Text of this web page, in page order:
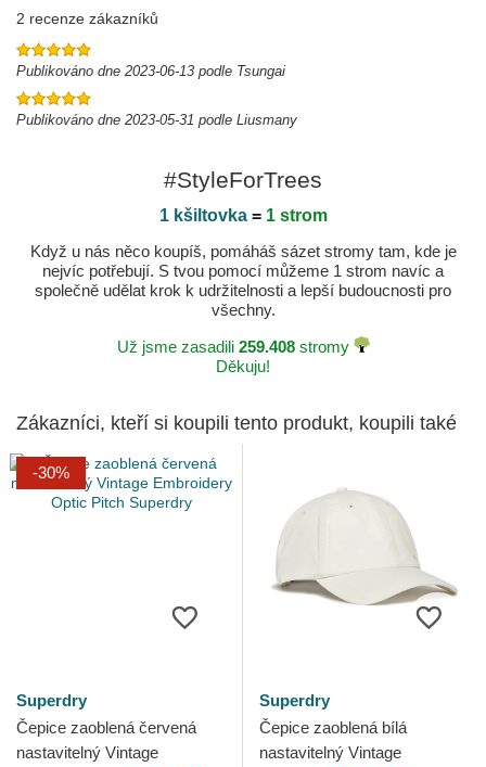
2 recenze zákazníků
Publikováno dne 2023-06-13 podle Tsungai
Publikováno dne 2023-05-31 podle Liusmany
#StyleForTrees
1 kšiltovka= 1 strom
Když u nás něco koupíš, pomáháš sázet stromy tam, kde je
nejvíc potřebují. S tvou pomocí můžeme 1 strom navíc a
společně udělat krok k udržitelnosti a lepší budoucnosti pro
všechny.
Už jsme zasadili 259.408stromy
Děkuju!
Zákazníci, kteří si koupili tento produkt, koupili také
-30%
Superdry
Čepice zaoblená červená
nastavitelný Vintage
Superdry
Čepice zaoblená bílá
nastavitelný Vintage